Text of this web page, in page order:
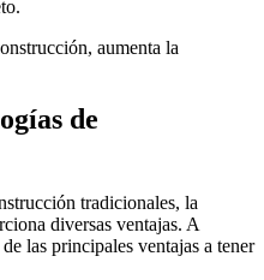
aumenta la
de
tradicionales, la
diversas ventajas. A
las principales ventajas a tener